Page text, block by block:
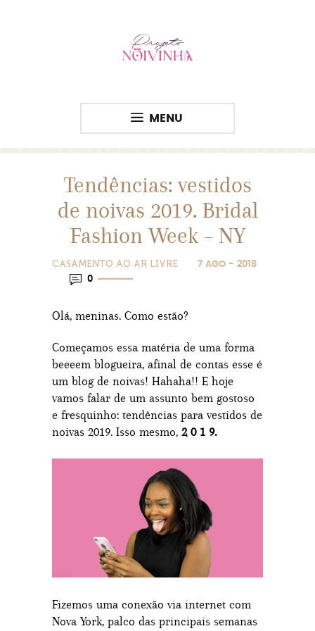
MENU
Tendências: vestidos
de noivas 2019. Bridal
Fashion Week – NY
CASAMENTO AO AR LIVRE
7 AGO - 2018
0
Olá, meninas. Como estão?
Começamos essa matéria de uma forma
beeeem blogueira, afinal de contas esse é
um blog de noivas! Hahaha!! E hoje
vamos falar de um assunto bem gostoso
e fresquinho: tendências para vestidos de
noivas 2019. Isso mesmo, 2 0 1 9.
Fizemos uma conexão via internet com
Nova York, palco das principais semanas